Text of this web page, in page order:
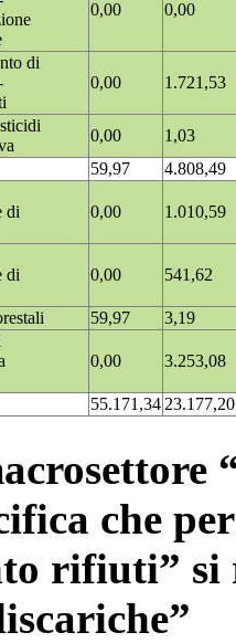
0,00 0,00
di
0,00 1.721,53
0,00
1,03
59,97
4.808,49
di
0,00 1.010,59
di
0,00 541,62
59,97
3,19
0,00 3.253,08
55.171,3423.177,20
che
rifiuti”